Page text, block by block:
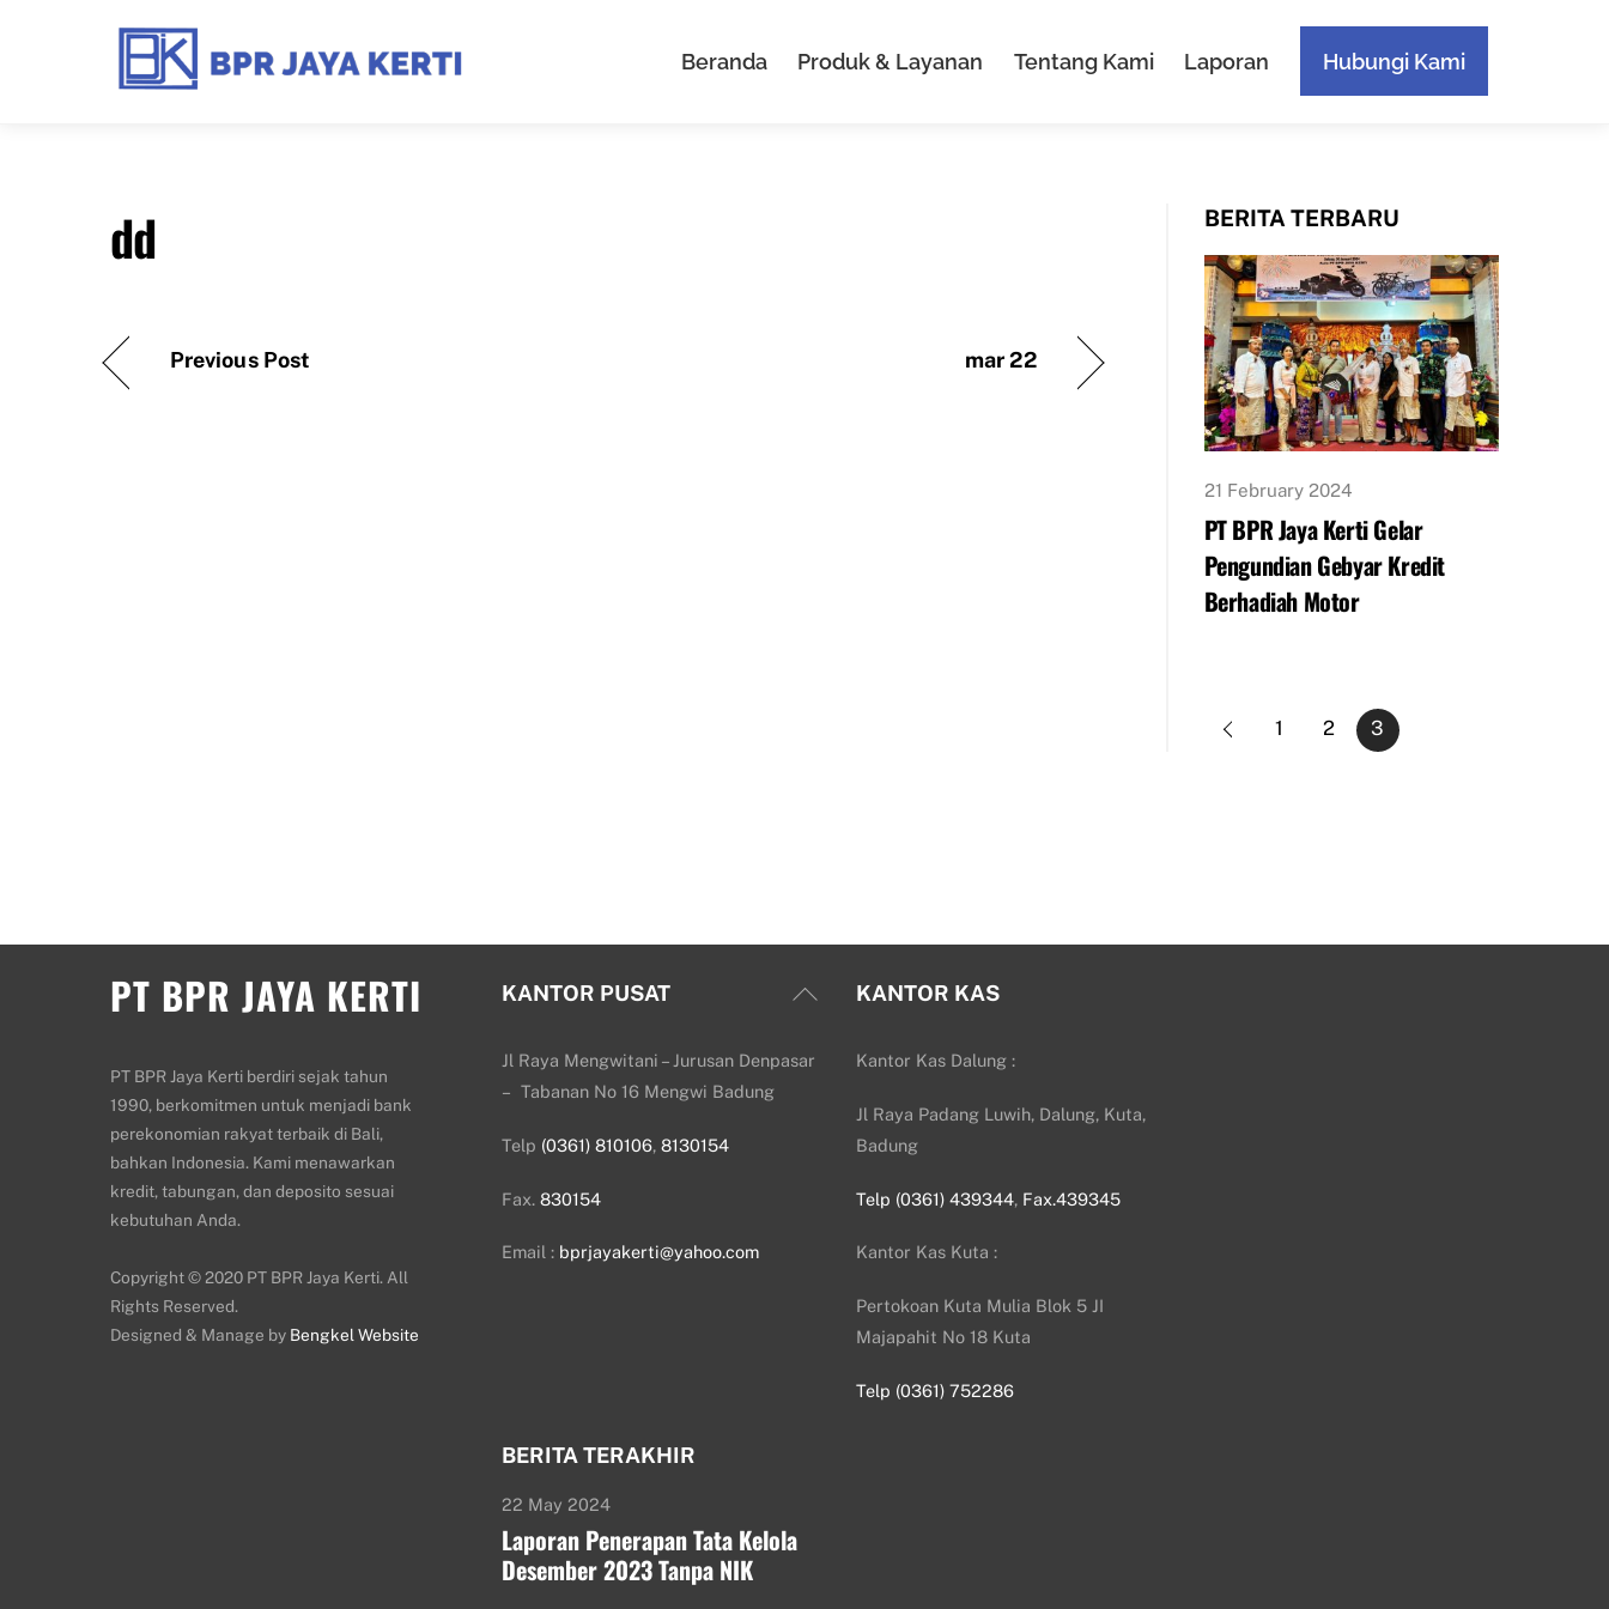
Beranda Produk & Layanan Tentang Kami Laporan Hubungi Kami
dd
Previous Post mar 22
BERITA TERBARU
21 February 2024
PT BPR Jaya Kerti Gelar
Pengundian Gebyar Kredit
Berhadiah Motor
1 2 3
Back
PT BPR JAYA KERTI
PT BPR Jaya Kerti berdiri sejak tahun
1990, berkomitmen untuk menjadi bank
perekonomian rakyat terbaik di Bali,
bahkan Indonesia. Kami menawarkan
kredit, tabungan, dan deposito sesuai
kebutuhan Anda.
Copyright © 2020 PT BPR Jaya Kerti. All
Rights Reserved.
Designed & Manage by Bengkel Website
KANTOR PUSAT
Jl Raya Mengwitani – Jurusan Denpasar
– Tabanan No 16 Mengwi Badung
Telp (0361) 810106, 8130154
Fax. 830154
Email : bprjayakerti@yahoo.com
KANTOR KAS
Kantor Kas Dalung :
Jl Raya Padang Luwih, Dalung, Kuta,
Badung
Telp (0361) 439344, Fax.439345
Kantor Kas Kuta :
Pertokoan Kuta Mulia Blok 5 JI
Majapahit No 18 Kuta
Telp (0361) 752286
BERITA TERAKHIR
22 May 2024
Laporan Penerapan Tata Kelola
Desember 2023 Tanpa NIK